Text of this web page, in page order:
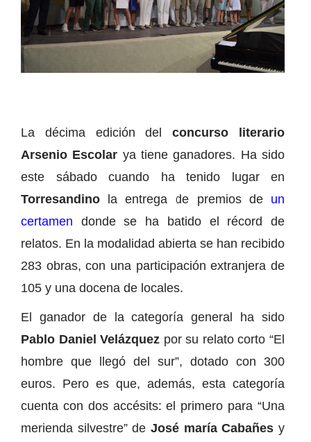
La décima edición delconcurso literario
Arsenio Escolar ya tiene ganadores. Ha sido
este sábado cuando ha tenido lugar en
Torresandino la entrega de premios de un
certamen donde se ha batido el récord de
relatos. En la modalidad abierta se han recibido
283 obras, con una participación extranjera de
105 y una docena de locales.
El ganador de la categoría general ha sido
Pablo Daniel Velázquez por su relato corto “El
hombre que llegó del sur”, dotado con 300
euros. Pero es que, además, esta categoría
cuenta con dos accésits: el primero para “Una
merienda silvestre” de José maría Cabañes y